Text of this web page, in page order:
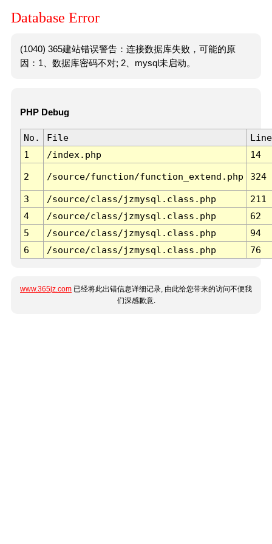
Database Error
(1040) 365建站错误警告：连接数据库失败，可能的原
因：1、数据库密码不对; 2、mysql未启动。
PHP Debug
No. File
Line
1
/index.php 14
2 /source/function/function_extend.php 324
3 /source/class/jzmysql.class.php
211
4
/source/class/jzmysql.class.php
62
5
/source/class/jzmysql.class.php
94
6
/source/class/jzmysql.class.php 76
www.365jz.com 已经将此出错信息详细记录, 由此给您带来的访问不便我
们深感歉意.